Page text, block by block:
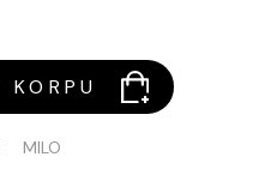
MILO